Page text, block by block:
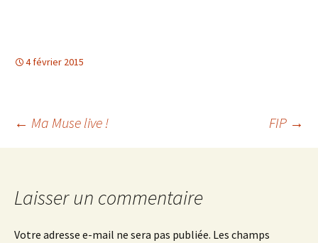
4 février 2015
Navigation
articles
← Ma Muse live ! FIP →
Laisser un commentaire
Votre adresse e-mail ne sera pas publiée. Les champs